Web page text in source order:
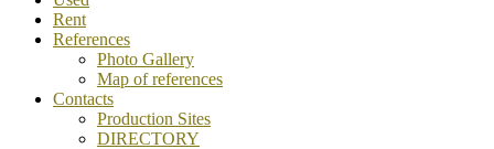
Rent
References
Photo Gallery
Map of references
Contacts
Production Sites
DIRECTORY